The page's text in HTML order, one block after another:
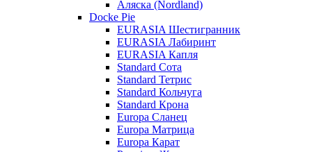
Аляска (Nordland)
Docke Pie
EURASIA Шестигранник
EURASIA Лабиринт
EURASIA Капля
Standard Сота
Standard Тетрис
Standard Кольчуга
Standard Крона
Europa Сланец
Europa Матрица
Europa Карат